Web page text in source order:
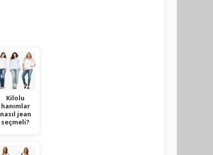
Kilolu
hanımlar
nasıl jean
seçmeli?